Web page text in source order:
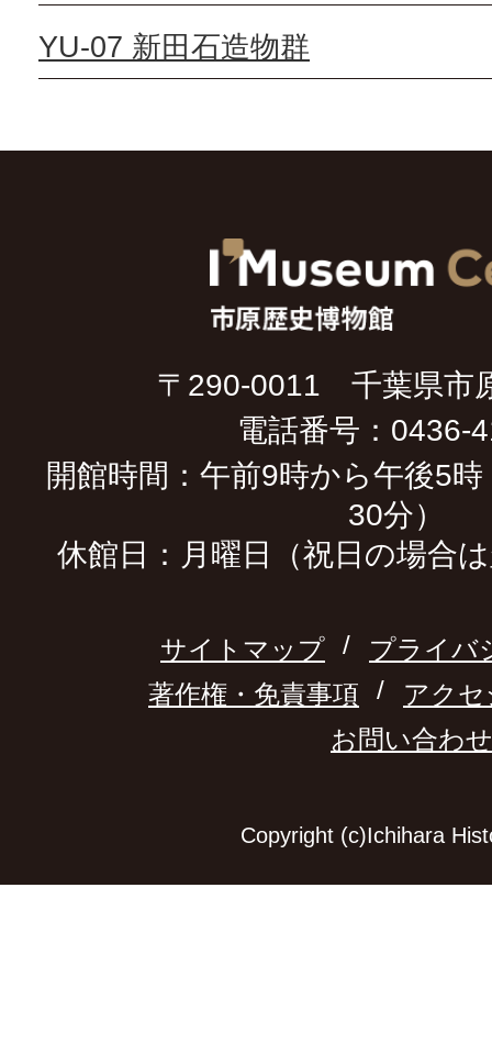
YU-07 新田石造物群
〒290-0011 千葉県市
電話番号：0436-
開館時間：午前9時から午後5
30分）
休館日：月曜日（祝日の場合
サイトマップ
プライバ
著作権・免責事項
アク
お問い合わせ
Copyright (c)Ichihara